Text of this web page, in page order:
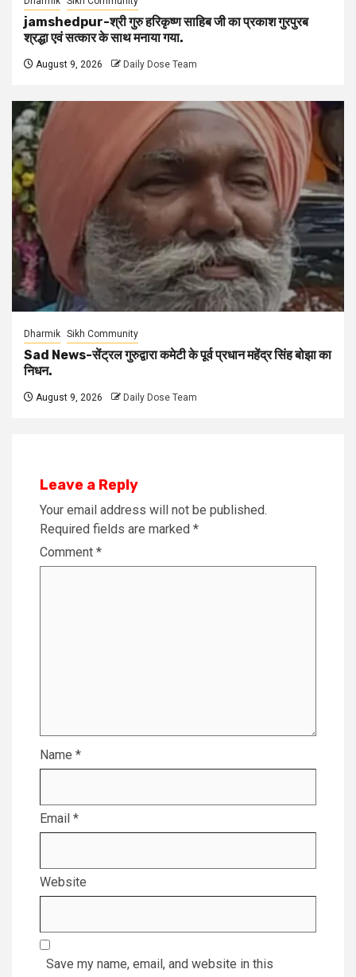
jamshedpur-श्री गुरु हरिकृष्ण साहिब जी का प्रकाश गुरपुरब
श्रद्धा एवं सत्कार के साथ मनाया गया.
August 9, 2026 Daily Dose Team
Dharmik Sikh Community
Sad News-सेंट्रल गुरुद्वारा कमेटी के पूर्व प्रधान महेंद्र सिंह बोझा का
निधन.
August 9, 2026 Daily Dose Team
Leave a Reply
Your email address will not be published.
Required fields are marked *
Comment *
Name *
Email *
Website
Save my name, email, and website in this